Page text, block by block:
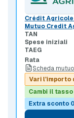
Crédit
Mutuo Credit
TAN
Spese iniziali
TAEG
Rata
Scheda
Vari l’importo
Cambi il
Extra sconto